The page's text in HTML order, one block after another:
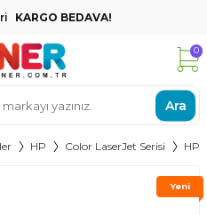
KARGO BEDAVA!
Ara
0
HP Color LaserJet Serisi HP
Yeni